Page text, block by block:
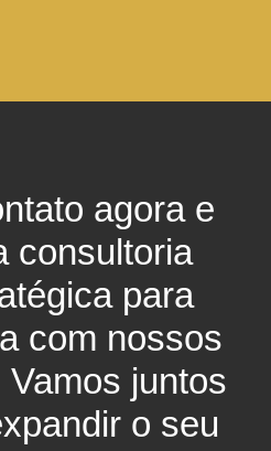
agora e
consultoria
para
com nossos
juntos
o seu